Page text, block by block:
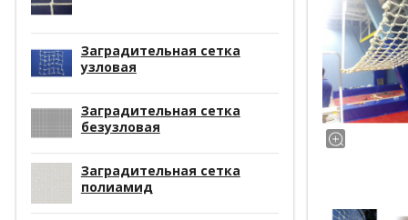
Заградительная сетка
узловая
Заградительная сетка
безузловая
Заградительная сетка
полиамид